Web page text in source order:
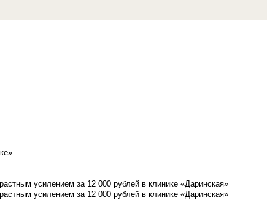
усилением за 12 000 рублей в клинике «Даринская»
усилением за 12 000 рублей в клинике «Даринская»